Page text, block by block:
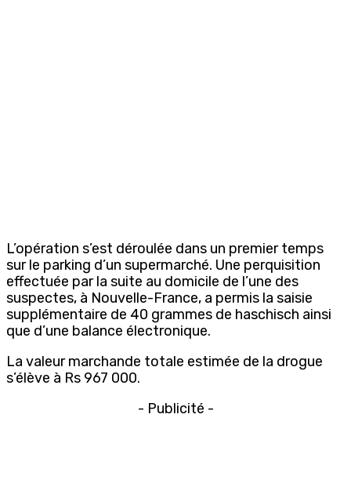
L’opération s’est déroulée dans un premier temps
sur le parking d’un supermarché. Une perquisition
effectuée par la suite au domicile de l’une des
suspectes, à Nouvelle-France, a permis la saisie
supplémentaire de 40 grammes de haschisch ainsi
que d’une balance électronique.
La valeur marchande totale estimée de la drogue
s’élève à Rs 967 000.
- Publicité -